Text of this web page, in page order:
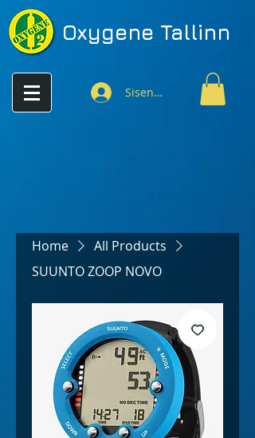
Oxygene Tallinn
Sisenen
Home
All Products
SUUNTO ZOOP NOVO